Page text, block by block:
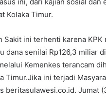
ini, dari kajian sosial dan
Kolaka Timur.
Sakit ini terhenti karena
dana senilai Rp126,3 miliar
Kemenkes terancam
Timur.Jika ini terjadi
beritasulawesi.co.id. Jumat